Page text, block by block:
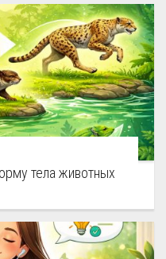
тела животных